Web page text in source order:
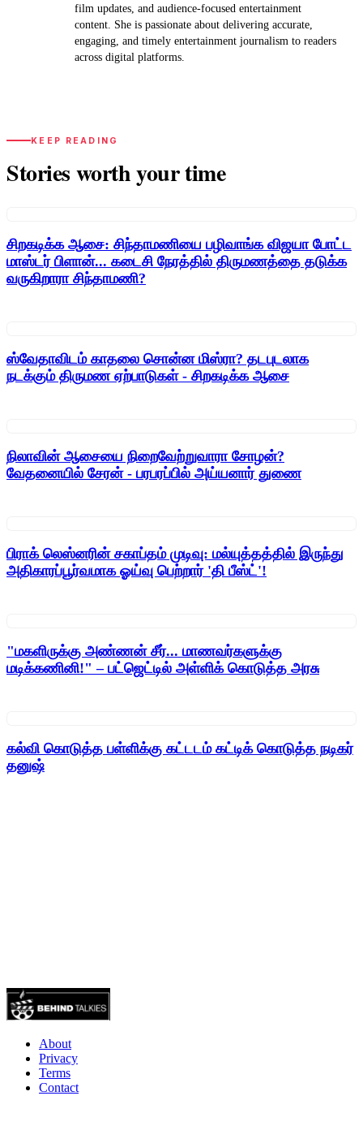
film updates, and audience-focused entertainment
content. She is passionate about delivering accurate,
engaging, and timely entertainment journalism to readers
across digital platforms.
KEEP READING
Stories worth your time
சிறகடிக்க ஆசை: சிந்தாமணியை பழிவாங்க விஜயா போட்ட
மாஸ்டர் பிளான்... கடைசி நேரத்தில் திருமணத்தை தடுக்க
வருகிறாரா சிந்தாமணி?
ஸ்வேதாவிடம் காதலை சொன்ன மிஸ்ரா? தடபுடலாக
நடக்கும் திருமண ஏற்பாடுகள் - சிறகடிக்க ஆசை
நிலாவின் ஆசையை நிறைவேற்றுவாரா சோழன்?
வேதனையில் சேரன் - பரபரப்பில் அய்யனார் துணை
பிராக் லெஸ்னரின் சகாப்தம் முடிவு: மல்யுத்தத்தில் இருந்து
அதிகாரப்பூர்வமாக ஓய்வு பெற்றார் 'தி பீஸ்ட்'!
"மகளிருக்கு அண்ணன் சீர்... மாணவர்களுக்கு
மடிக்கணினி!" – பட்ஜெட்டில் அள்ளிக் கொடுத்த அரசு
கல்வி கொடுத்த பள்ளிக்கு கட்டடம் கட்டிக் கொடுத்த நடிகர்
தனுஷ்
About
Privacy
Terms
Contact